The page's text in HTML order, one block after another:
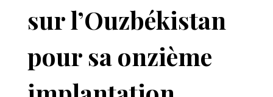
sur l’Ouzbékistan
pour sa onzième